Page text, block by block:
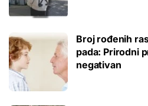
Broj rođenih
pada: Prirodni
negativan